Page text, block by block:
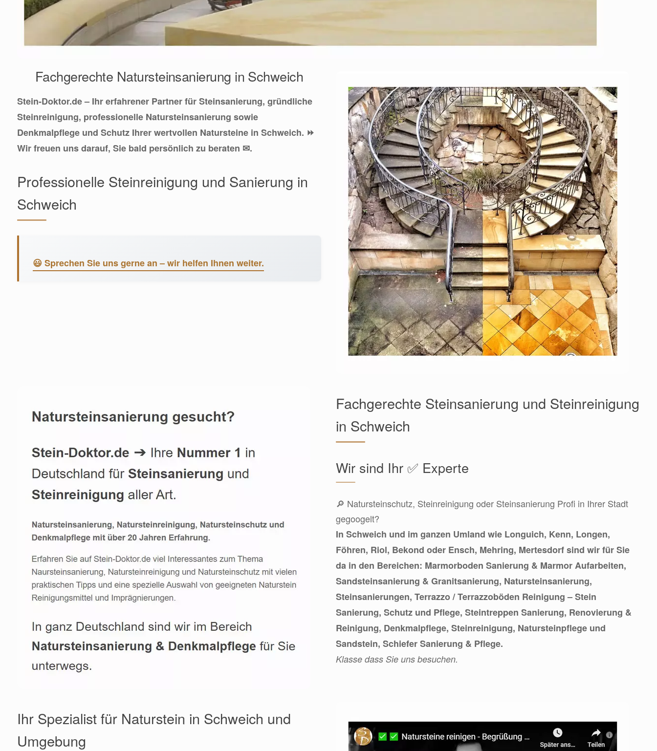
Fachgerechte Natursteinsanierung in Schweich
Stein-Doktor.de – Ihr erfahrener Partner für Steinsanierung, gründliche
Steinreinigung, professionelle Natursteinsanierung sowie
Denkmalpflege und Schutz Ihrer wertvollen Natursteine in Schweich. ⏩
Wir freuen uns darauf, Sie bald persönlich zu beraten ✉.
Professionelle Steinreinigung und Sanierung in
Schweich
😃 Sprechen Sie uns gerne an – wir helfen Ihnen weiter.
Fachgerechte Steinsanierung und Steinreinigung
in Schweich
Wir sind Ihr ✅ Experte
🔎 Natursteinschutz, Steinreinigung oder Steinsanierung Profi in Ihrer Stadt
gegoogelt?
In Schweich und im ganzen Umland wie Longuich, Kenn, Longen,
Föhren, Riol, Bekond oder Ensch, Mehring, Mertesdorf sind wir für Sie
da in den Bereichen: Marmorboden Sanierung & Marmor Aufarbeiten,
Sandsteinsanierung & Granitsanierung, Natursteinsanierung,
Steinsanierungen, Terrazzo / Terrazzoböden Reinigung – Stein
Sanierung, Schutz und Pflege, Steintreppen Sanierung, Renovierung &
Reinigung, Denkmalpflege, Steinreinigung, Natursteinpflege und
Sandstein, Schiefer Sanierung & Pflege.
Klasse dass Sie uns besuchen.
Ihr Spezialist für Naturstein in Schweich und
Umgebung